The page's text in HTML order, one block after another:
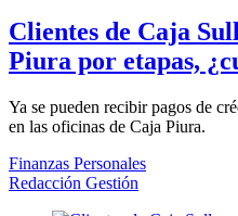
Clientes de Caja
Piura por etapas,
Ya se pueden recibir pagos de
en las oficinas de Caja Piura.
Finanzas Personales
Redacción Gestión